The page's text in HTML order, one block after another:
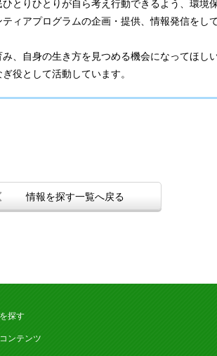
とりひとりが自ら考え行動できるよう、環境
ィアプログラムの企画・提供、情報発信をして
、自身の生き方を見つめる機会になってほし
役として活動しています。
情報を探す一覧へ戻る
探す
ンテンツ